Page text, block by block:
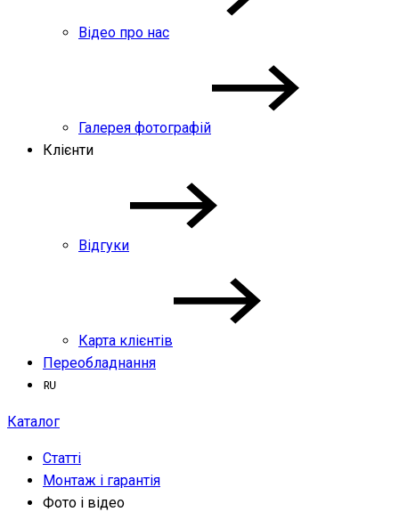
Відео про нас
Галерея фотографій
Клієнти
Відгуки
Карта клієнтів
Переобладнання
Каталог
Статті
Монтаж і гарантія
Фото і відео